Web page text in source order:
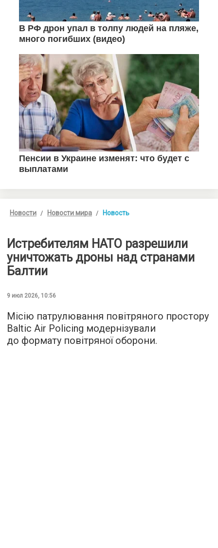
Новости Новости мира Новость
Истребителям НАТО разрешили
уничтожать дроны над странами
Балтии
9 июл 2026, 10:56
Місію патрулювання повітряного простору
Baltic Air Policing модернізували
до формату повітряної оборони.